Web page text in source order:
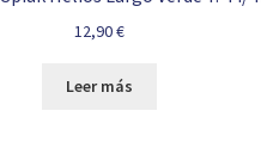
12,90€
Leer más